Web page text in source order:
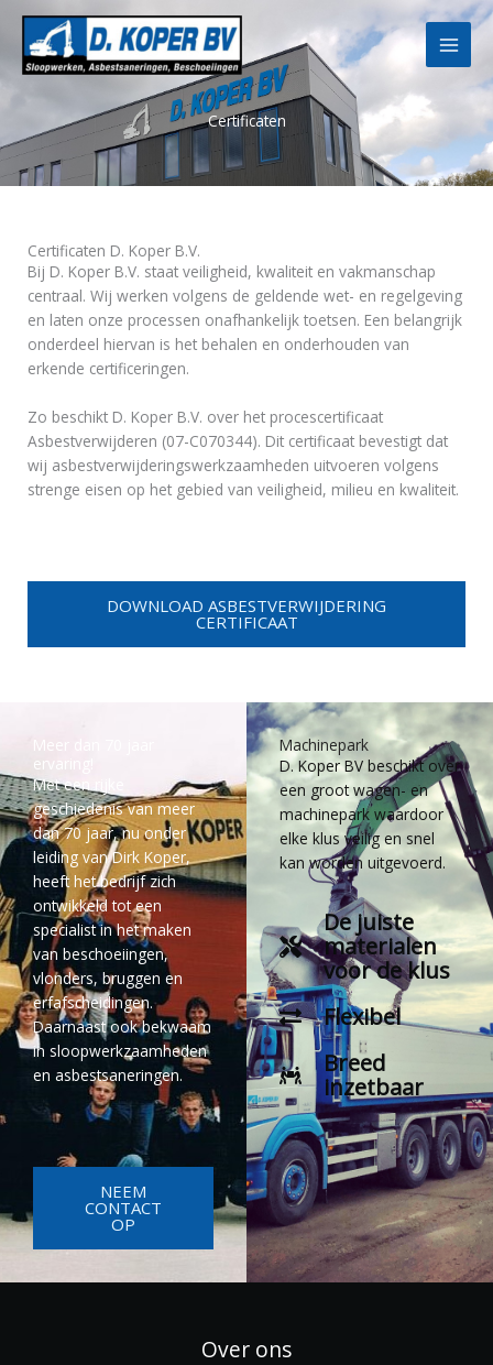
inhoud
Certificaten
Certificaten D. Koper B.V.
Bij D. Koper B.V. staat veiligheid, kwaliteit en vakmanschap
centraal. Wij werken volgens de geldende wet- en regelgeving
en laten onze processen onafhankelijk toetsen. Een belangrijk
onderdeel hiervan is het behalen en onderhouden van
erkende certificeringen.
Zo beschikt D. Koper B.V. over het procescertificaat
Asbestverwijderen (07-C070344). Dit certificaat bevestigt dat
wij asbestverwijderingswerkzaamheden uitvoeren volgens
strenge eisen op het gebied van veiligheid, milieu en kwaliteit.
DOWNLOAD ASBESTVERWIJDERING
CERTIFICAAT
Meer dan 70 jaar
ervaring!
Met een rijke
geschiedenis van meer
dan 70 jaar, nu onder
leiding van Dirk Koper,
heeft het bedrijf zich
ontwikkeld tot een
specialist in het maken
van beschoeiingen,
vlonders, bruggen en
erfafscheidingen.
Daarnaast ook bekwaam
in sloopwerkzaamheden
en asbestsaneringen.
NEEM
CONTACT
OP
Machinepark
D. Koper BV beschikt over
een groot wagen- en
machinepark waardoor
elke klus veilig en snel
kan worden uitgevoerd.
De juiste
materialen
voor de klus
Flexibel
Breed
inzetbaar
Over ons